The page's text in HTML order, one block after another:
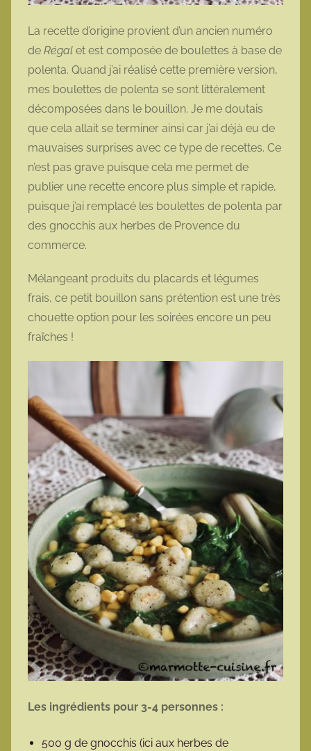
La recette d’origine provient d’un ancien numéro
de Régal et est composée de boulettes à base de
polenta. Quand j’ai réalisé cette première version,
mes boulettes de polenta se sont littéralement
décomposées dans le bouillon. Je me doutais
que cela allait se terminer ainsi car j’ai déjà eu de
mauvaises surprises avec ce type de recettes. Ce
n’est pas grave puisque cela me permet de
publier une recette encore plus simple et rapide,
puisque j’ai remplacé les boulettes de polenta par
des gnocchis aux herbes de Provence du
commerce.
Mélangeant produits du placards et légumes
frais, ce petit bouillon sans prétention est une très
chouette option pour les soirées encore un peu
fraîches !
Les ingrédients pour 3-4 personnes :
500 g de gnocchis (ici aux herbes de